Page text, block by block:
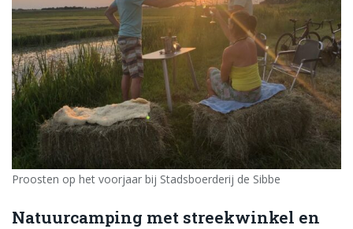
Proosten op het voorjaar bij Stadsboerderij de Sibbe
Natuurcamping met streekwinkel en